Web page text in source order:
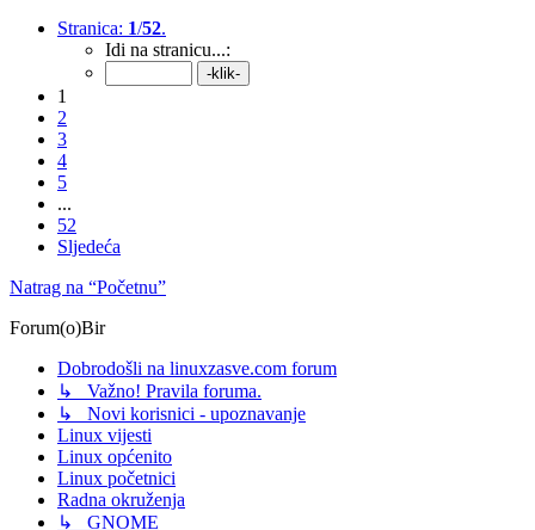
Stranica: 1/52.
Idi na stranicu...:
1
2
3
4
5
...
52
Sljedeća
Natrag na “Početnu”
Forum(o)Bir
Dobrodošli na linuxzasve.com forum
↳ Važno! Pravila foruma.
↳ Novi korisnici - upoznavanje
Linux vijesti
Linux općenito
Linux početnici
Radna okruženja
↳ GNOME